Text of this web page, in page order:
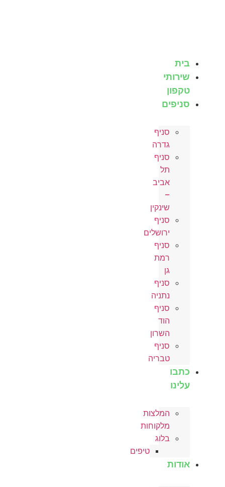
בית
שירותי
טקפון
סניפים
סניף
גדרה
סניף
תל
אביב
–
שינקין
סניף
ירושלים
סניף
רמת
גן
סניף
נתניה
סניף
הוד
השרון
סניף
טבריה
כתבו
עלינו
המלצות
מלקוחות
בלוג
טיפים
אודות